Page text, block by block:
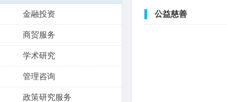
金融投资
商贸服务
学术研究
管理咨询
政策研究服务
公益慈善